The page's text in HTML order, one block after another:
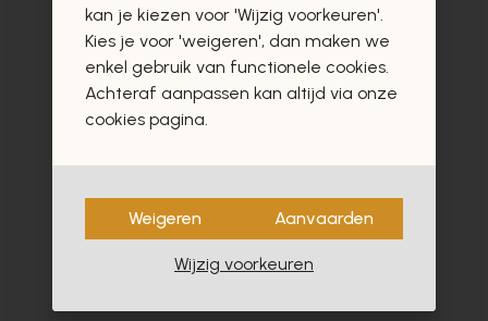
kan je kiezen voor 'Wijzig voorkeuren'.
Kies je voor 'weigeren', dan maken we
enkel gebruik van functionele cookies.
Achteraf aanpassen kan altijd via onze
cookies pagina.
Weigeren Aanvaarden
Wijzig voorkeuren